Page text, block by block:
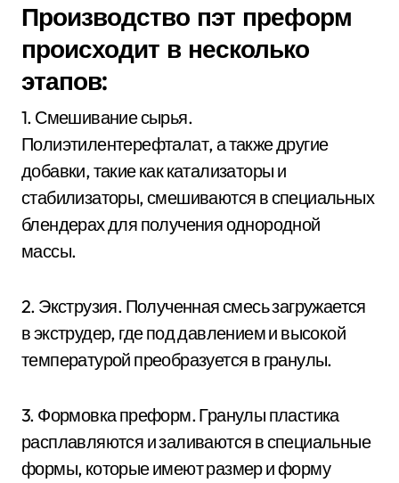
Производство пэт преформ
происходит в несколько
этапов:
1. Смешивание сырья.
Полиэтилентерефталат, а также другие
добавки, такие как катализаторы и
стабилизаторы, смешиваются в специальных
блендерах для получения однородной
массы.
2. Экструзия. Полученная смесь загружается
в экструдер, где под давлением и высокой
температурой преобразуется в гранулы.
3. Формовка преформ. Гранулы пластика
расплавляются и заливаются в специальные
формы, которые имеют размер и форму